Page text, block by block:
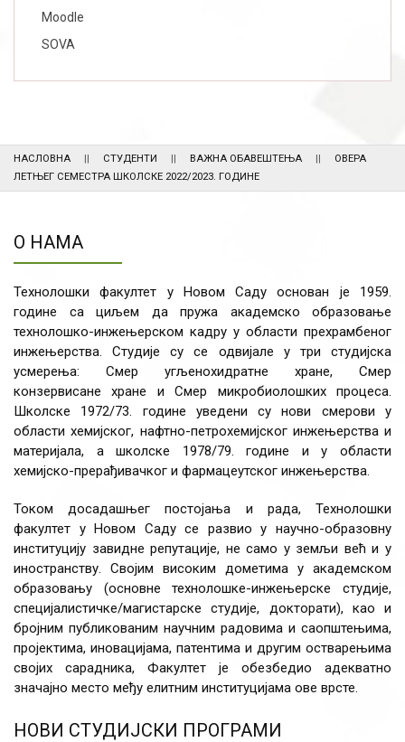
Moodle
SOVA
НАСЛОВНА СТУДЕНТИ ВАЖНА ОБАВЕШТЕЊА
ОВЕРА
ЛЕТЊЕГ СЕМЕСТРА ШКОЛСКЕ 2022/2023. ГОДИНЕ
О НАМА
Технолошки факултет у Новом Саду основан је 1959.
године са циљем да пружа академско образовање
технолошко-инжењерском кадру у области прехрамбеног
инжењерства. Студије су се одвијале у три студијска
усмерења: Смер угљенохидратне хране, Смер
конзервисане хране и Смер микробиолошких процеса.
Школске 1972/73. године уведени су нови смерови у
области хемијског, нафтно-петрохемијског инжењерства и
материјала, а школске 1978/79. године и у области
хемијско-прерађивачког и фармацеутског инжењерства.
Током досадашњег постојања и рада, Технолошки
факултет у Новом Саду се развио у научно-образовну
институцију завидне репутације, не само у земљи већ и у
иностранству. Својим високим дометима у академском
образовању (основне технолошке-инжењерске студије,
специјалистичке/магистарске студије, докторати), као и
бројним публикованим научним радовима и саопштењима,
пројектима, иновацијама, патентима и другим остварењима
својих сарадника, Факултет је обезбедио адекватно
значајно место међу елитним институцијама ове врсте.
НОВИ СТУДИЈСКИ ПРОГРАМИ